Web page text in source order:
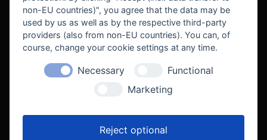
non-EU countries)", you agree that the data may be
used by us as well as by the respective third-party
providers (also from non-EU countries). You can, of
course, change your cookie settings at any time.
Necessary
Functional
Marketing
Reject optional